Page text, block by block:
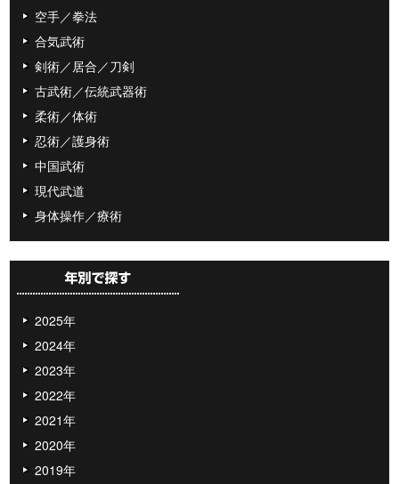
空手／拳法
合気武術
剣術／居合／刀剣
古武術／伝統武器術
柔術／体術
忍術／護身術
中国武術
現代武道
身体操作／療術
2025年
2024年
2023年
2022年
2021年
2020年
2019年